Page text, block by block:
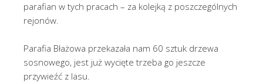
parafian w tych pracach – za kolejką z poszczególnych
rejonów.
Parafia Błażowa przekazała nam 60 sztuk drzewa
sosnowego, jest już wycięte trzeba go jeszcze
przywieźć z lasu.